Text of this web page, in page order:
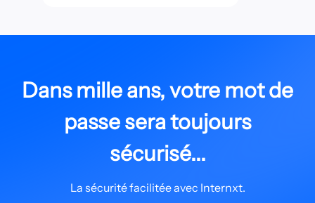
Dans mille ans, votre mot de
passe sera toujours
sécurisé...
La sécurité facilitée avec Internxt.